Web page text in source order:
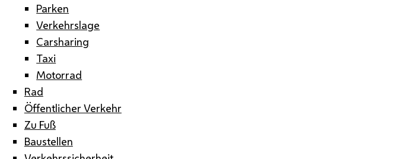
Parken
Verkehrslage
Carsharing
Taxi
Motorrad
Rad
Öffentlicher Verkehr
Zu Fuß
Baustellen